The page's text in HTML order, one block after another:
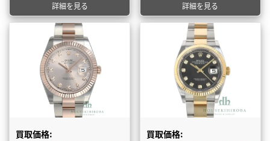
詳細を見る 詳細を見る
買取価格: 買取価格: